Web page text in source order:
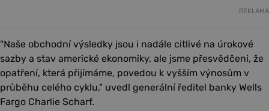
REKLAMA
"Naše obchodní výsledky jsou i nadále citlivé na úrokové
sazby a stav americké ekonomiky, ale jsme přesvědčeni, že
opatření, která přijímáme, povedou k vyšším výnosům v
průběhu celého cyklu," uvedl generální ředitel banky Wells
Fargo Charlie Scharf.